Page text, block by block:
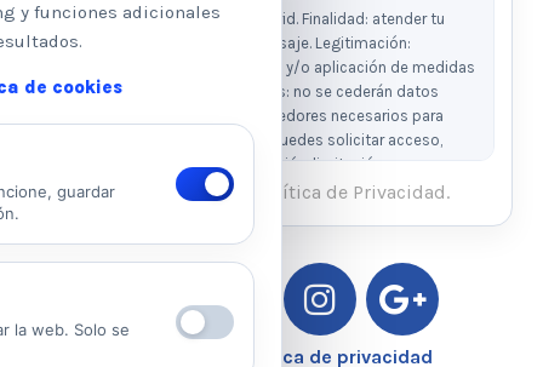
Responsable: Psicologos Madrid. Finalidad: atender tu
solicitud y responder a tu mensaje. Legitimación:
consentimiento del interesado y/o aplicación de medidas
precontractuales. Destinatarios: no se cederán datos
salvo obligación legal o proveedores necesarios para
prestar el servicio. Derechos: puedes solicitar acceso,
rectificación, supresión, oposición, limitación y
portabilidad escribiendo al email legal indicado.
Ver Política de Cookies
He leído y acepto la Política de Privacidad.
Aviso Legal – Política de privacidad
y funciones adicionales
de cookies
guardar
la web. Solo se